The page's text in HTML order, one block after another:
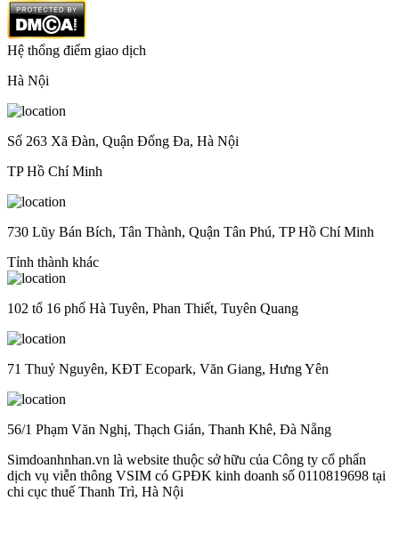
Hệ thống điểm giao dịch
Hà Nội
Số 263 Xã Đàn, Quận Đống Đa, Hà Nội
TP Hồ Chí Minh
730 Lũy Bán Bích, Tân Thành, Quận Tân Phú, TP Hồ Chí Minh
Tỉnh thành khác
102 tổ 16 phố Hà Tuyên, Phan Thiết, Tuyên Quang
71 Thuỷ Nguyên, KĐT Ecopark, Văn Giang, Hưng Yên
56/1 Phạm Văn Nghị, Thạch Gián, Thanh Khê, Đà Nẵng
Simdoanhnhan.vn là website thuộc sở hữu của Công ty cổ phẩn
dịch vụ viễn thông VSIM có GPĐK kinh doanh số 0110819698 tại
chi cục thuế Thanh Trì, Hà Nội